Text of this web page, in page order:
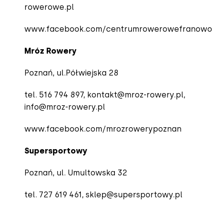
rowerowe.pl
www.facebook.com/centrumrowerowefranowo
Mróz Rowery
Poznań, ul.Półwiejska 28
tel. 516 794 897, kontakt@mroz-rowery.pl,
info@mroz-rowery.pl
www.facebook.com/mrozrowerypoznan
Supersportowy
Poznań, ul. Umultowska 32
tel. 727 619 461, sklep@supersportowy.pl